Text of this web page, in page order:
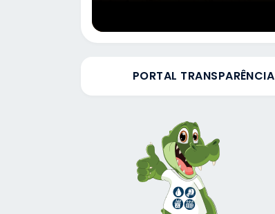
PORTAL TRANSPARÊNCIA